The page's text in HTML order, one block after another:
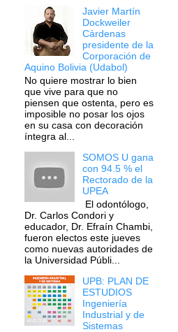
Javier Martín
Dockweiler
Cárdenas
presidente de la
Corporación de
Aquino Bolivia (Udabol)
No quiere mostrar lo bien
que vive para que no
piensen que ostenta, pero es
imposible no posar los ojos
en su casa con decoración
íntegra al...
SOMOS U gana
con 94.5 % el
Rectorado de la
UPEA
El odontólogo,
Dr. Carlos Condori y
educador, Dr. Efraín Chambi,
fueron electos este jueves
como nuevas autoridades de
la Universidad Públi...
UPB: PLAN DE
ESTUDIOS
Ingeniería
Industrial y de
Sistemas